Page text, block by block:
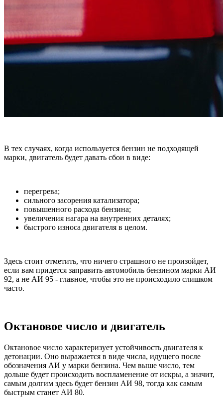
В тех случаях, когда используется бензин не подходящей
марки, двигатель будет давать сбои в виде:
перегрева;
сильного засорения катализатора;
повышенного расхода бензина;
увеличения нагара на внутренних деталях;
быстрого износа двигателя в целом.
Здесь стоит отметить, что ничего страшного не произойдет,
если вам придется заправить автомобиль бензином марки АИ
92, а не АИ 95 - главное, чтобы это не происходило слишком
часто.
Октановое число и двигатель
Октановое число характеризует устойчивость двигателя к
детонации. Оно выражается в виде числа, идущего после
обозначения АИ у марки бензина. Чем выше число, тем
дольше будет происходить воспламенение от искры, а значит,
самым долгим здесь будет бензин АИ 98, тогда как самым
быстрым станет АИ 80.